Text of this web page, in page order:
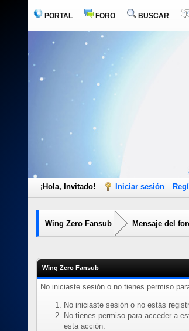
PORTAL FORO BUSCAR
¡Hola, Invitado! Iniciar sesión
Wing Zero Fansub Mensaje del
Wing Zero Fansub
No iniciaste sesión o no tienes permiso
No iniciaste sesión o no estás
No tienes permiso para acceder a
esta acción.